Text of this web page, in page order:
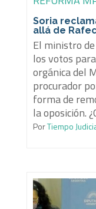
Soria
allá de
El ministro
los votos
orgánica del
procurador
forma de
la oposición.
PorTiempo